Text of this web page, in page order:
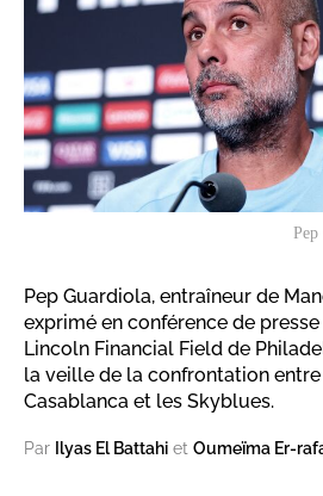
Pep Guardiola, entraîneur de
exprimé en conférence de
Lincoln Financial Field de
la veille de la confrontation
Casablanca et les Skyblues.
Par Ilyas El Battahi et Oumeïma Er-